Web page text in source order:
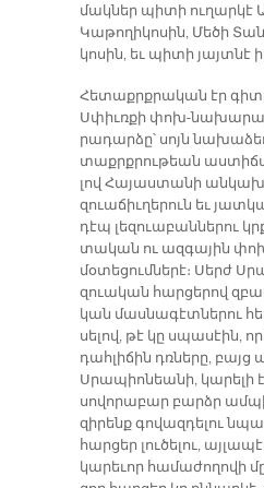
մակ­ներ պի­տի ու­ղար­կէ
Կա­թո­ղի­կո­սին, Մե­ծի
կո­սին, եւ պի­տի յայտ­նէ
Հե­տաքրք­րա­կան էր
Սփիւռ­քի փոխ-­
րա­դար­ձը՝ սոյն
տաքրք­րու­թեան
լով Հա­յաս­տա­նի
զուա­ճիւ­ղե­րուն եւ
դէպ լե­զուա­բան­նե­րու
տա­կան ու ազ­գա­յին
մօ­տե­ցում­նե­րէ։ Սերժ
զուա­կան հար­ցե­րով
կան մաս­նա­գէտ­նե­րու
սե­լով, թէ կը սպա­սէին,
դահ­լի­ճին դռնե­րը, բայց
Սրա­պիո­նեա­նի, կա­րե­լի է
սո­վո­րա­բար բարձր
զի­րենք գո­վազ­դե­լու
հար­ցեր լու­ծե­լու,
կա­րե­ւոր հա­մա­ժո­ղո­վի